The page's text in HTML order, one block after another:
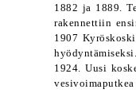
1882 ja 1889.
rakennettiin
1907
1924. Uusi